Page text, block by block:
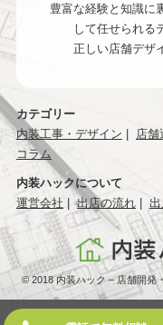
豊富な経験と知識に
して任せられる
正しい店舗デザ
カテゴリー
内装工事・デザイン
店舗
コラム
内装ハックについて
運営会社
出店の流れ 出
© 2018 内装ハック – 店舗開発